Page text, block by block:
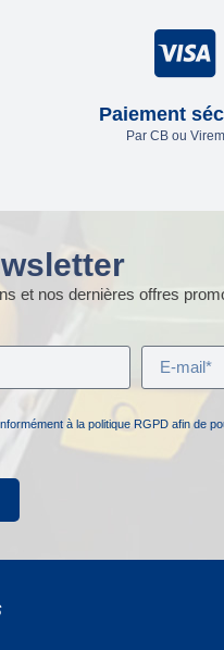
Paiement
Par CB ou
et nos dernières offres
à la politique RGPD afin de